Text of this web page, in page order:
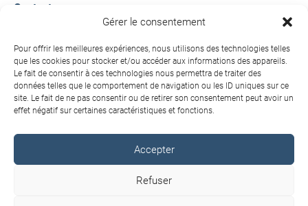
Gérer le consentement
Pour offrir les meilleures expériences, nous utilisons des technologies telles
que les cookies pour stocker et/ou accéder aux informations des appareils.
Le fait de consentir à ces technologies nous permettra de traiter des
données telles que le comportement de navigation ou les ID uniques sur ce
site. Le fait de ne pas consentir ou de retirer son consentement peut avoir un
effet négatif sur certaines caractéristiques et fonctions.
Accepter
Refuser
Contactez-nous
Une question ? Une demande d’information ?
Contactez-nous
Copyright © 2026 FORMA SANTÉ. Tous droits réservés.